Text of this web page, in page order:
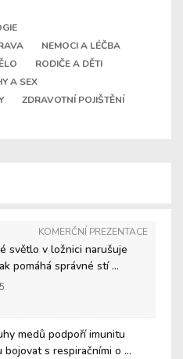
NEMOCI A LÉČBA
RODIČE A DĚTI
A SEX
ZDRAVOTNÍ POJIŠTĚNÍ
KOMERČNÍ PREZENTACE
světlo v ložnici narušuje
pomáhá správné stí ...
medů podpoří imunitu
bojovat s respiračními o ...